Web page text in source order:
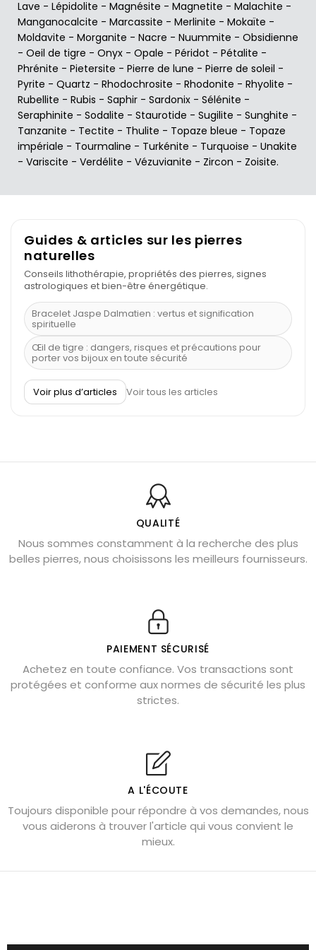
Lave - Lépidolite - Magnésite - Magnetite - Malachite -
Manganocalcite - Marcassite - Merlinite - Mokaïte -
Moldavite - Morganite - Nacre - Nuummite - Obsidienne
- Oeil de tigre - Onyx - Opale - Péridot - Pétalite -
Phrénite - Pietersite - Pierre de lune - Pierre de soleil -
Pyrite - Quartz - Rhodochrosite - Rhodonite - Rhyolite -
Rubellite - Rubis - Saphir - Sardonix - Sélénite -
Seraphinite - Sodalite - Staurotide - Sugilite - Sunghite -
Tanzanite - Tectite - Thulite - Topaze bleue - Topaze
impériale - Tourmaline - Turkénite - Turquoise - Unakite
- Variscite - Verdélite - Vézuvianite - Zircon - Zoisite.
Guides & articles sur les pierres
naturelles
Conseils lithothérapie, propriétés des pierres, signes
astrologiques et bien-être énergétique.
Bracelet Jaspe Dalmatien : vertus et signification
spirituelle
Œil de tigre : dangers, risques et précautions pour
porter vos bijoux en toute sécurité
À quel poignet porter un bracelet de pierre
Découvrez le scorpion et ses pierres
Bienfaits de la sélénite – pierre des anges
L’améthyste est-elle faite pour moi ?
Chrysocolle : pierre apaisante
Obsidienne dorée : vertus et signification
Véritable citrine naturelle non chauffée
Où placer la citrine dans la maison
Cornaline : propriétés magiques
Capricorne : quelles pierres choisir
Shungite : purification et protection
Bagues en labradorite argent 925
Lapis lazuli : propriétés et précautions
Citrine : propriétés magiques
Aigue-marine : propriétés et couleurs
Pierres pour attirer l’amour
Voir plus d’articles Voir tous les articles
QUALITÉ
Nous sommes constamment à la recherche des plus
belles pierres, nous choisissons les meilleurs fournisseurs.
PAIEMENT SÉCURISÉ
Achetez en toute confiance. Vos transactions sont
protégées et conforme aux normes de sécurité les plus
strictes.
A L'ÉCOUTE
Toujours disponible pour répondre à vos demandes, nous
vous aiderons à trouver l'article qui vous convient le
mieux.